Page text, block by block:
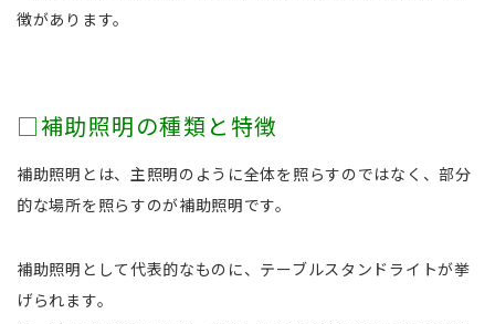
徴があります。
□補助照明の種類と特徴
補助照明とは、主照明のように全体を照らすのではなく、部分
的な場所を照らすのが補助照明です。
補助照明として代表的なものに、テーブルスタンドライトが挙
げられます。